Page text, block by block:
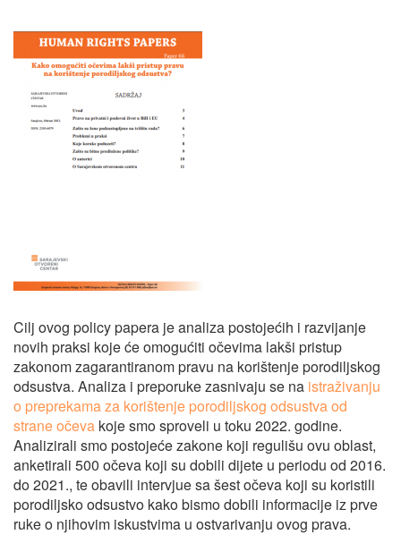
Cilj ovog policy papera je analiza postojećih i razvijanje
novih praksi koje će omogućiti očevima lakši pristup
zakonom zagarantiranom pravu na korištenje porodiljskog
odsustva. Analiza i preporuke zasnivaju se na istraživanju
o preprekama za korištenje porodiljskog odsustva od
strane očeva koje smo sproveli u toku 2022. godine.
Analizirali smo postojeće zakone koji regulišu ovu oblast,
anketirali 500 očeva koji su dobili dijete u periodu od 2016.
do 2021., te obavili intervjue sa šest očeva koji su koristili
porodiljsko odsustvo kako bismo dobili informacije iz prve
ruke o njihovim iskustvima u ostvarivanju ovog prava.